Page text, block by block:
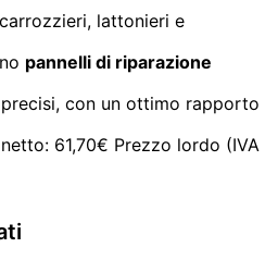
lattonieri e
pannelli di riparazione
con un ottimo rapporto
61,70€ Prezzo lordo (IVA